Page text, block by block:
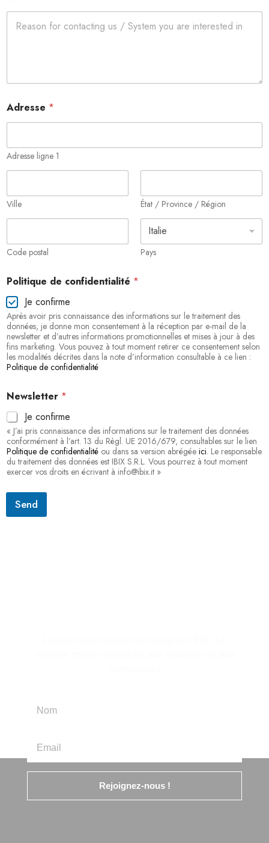
Adresse *
Adresse ligne 1
Ville État / Province / Région
Code postal Pays
Politique de confidentialité *
Je confirme
Après avoir pris connaissance des informations sur le traitement des
données, je donne mon consentement à la réception par e-mail de la
newsletter et d’autres informations promotionnelles et mises à jour à des
fins marketing. Vous pouvez à tout moment retirer ce consentement selon
les modalités décrites dans la note d’information consultable à ce lien :
Politique de confidentialité
Newsletter *
Je confirme
« J’ai pris connaissance des informations sur le traitement des données
conformément à l’art. 13 du Règl. UE 2016/679, consultables sur le lien
Politique de confidentialité ou dans sa version abrégée ici. Le responsable
du traitement des données est IBIX S.R.L. Vous pourrez à tout moment
exercer vos droits en écrivant à info@ibix.it »
Send
Rejoignez-nous !